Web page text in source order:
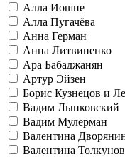
Алла Иошпе
Алла Пугачёва
Анна Герман
Анна Литвиненко
Ара Бабаджанян
Артур Эйзен
Борис Кузнецов и
Вадим Лынковский
Вадим Мулерман
Валентина
Валентина